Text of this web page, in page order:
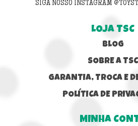
SIGA NOSSO INSTAGRAM
LOJA TSC
BLOG
SOBRE A TSC
GARANTIA, TROCA E
POLÍTICA DE
MINHA